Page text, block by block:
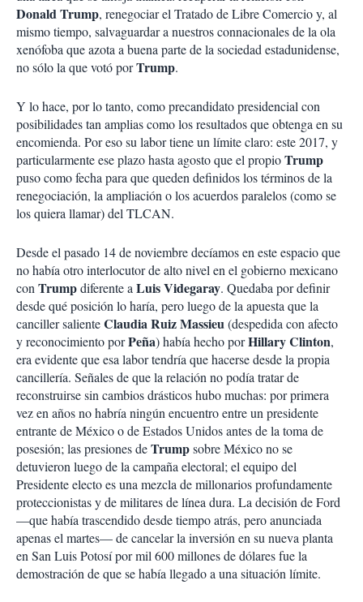
i
r
Donald Trump, renegociar el Tratado de Libre Comercio y, al
mismo tiempo, salvaguardar a nuestros connacionales de la ola
xenófoba que azota a buena parte de la sociedad estadunidense,
no sólo la que votó porTrump.
Y lo hace, por lo tanto, como precandidato presidencial con
posibilidades tan amplias como los resultados que obtenga en su
encomienda. Por eso su labor tiene un límite claro: este 2017, y
particularmente ese plazo hasta agosto que el propioTrump
puso como fecha para que queden definidos los términos de la
renegociación, la ampliación o los acuerdos paralelos (como se
los quiera llamar) del TLCAN.
Desde el pasado 14 de noviembre decíamos en este espacio que
no había otro interlocutor de alto nivel en el gobierno mexicano
con Trumpdiferente a Luis Videgaray. Quedaba por definir
desde qué posición lo haría, pero luego de la apuesta que la
canciller salienteClaudia Ruiz Massieu(despedida con afecto
y reconocimiento porPeña) había hecho porHillary Clinton,
era evidente que esa labor tendría que hacerse desde la propia
cancillería. Señales de que la relación no podía tratar de
reconstruirse sin cambios drásticos hubo muchas: por primera
vez en años no habría ningún encuentro entre un presidente
entrante de México o de Estados Unidos antes de la toma de
posesión; las presiones deTrumpsobre México no se
detuvieron luego de la campaña electoral; el equipo del
Presidente electo es una mezcla de millonarios profundamente
proteccionistas y de militares de línea dura. La decisión de Ford
—que había trascendido desde tiempo atrás, pero anunciada
apenas el martes— de cancelar la inversión en su nueva planta
en San Luis Potosí por mil 600 millones de dólares fue la
demostración de que se había llegado a una situación límite.